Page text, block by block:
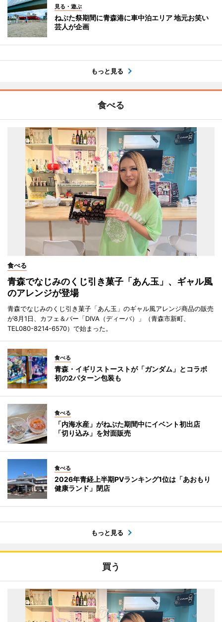
見る・遊ぶ
ねぶた祭期間に青森港に車中泊エリア 地元お笑い
芸人が企画
もっと見る
食べる
食べる
青森でなじみのくじ引き菓子「あん玉」、ギャル風
のアレンジが登場
青森でなじみのくじ引き菓子「あん玉」のギャル風アレンジ商品の販売
が8月1日、カフェ＆バー「DIVA（ディーバ）」（青森市新町、
TEL080-8214-6570）で始まった。
食べる
青森・イギリストーストが「ガンダム」とコラボ
初の2パターン包装も
食べる
「内海水産」がねぶた期間中にイベント初出店
「切り込み」を対面販売
食べる
2026年青経上半期PVランキング1位は「あおもり
健康ランド」閉店
もっと見る
買う